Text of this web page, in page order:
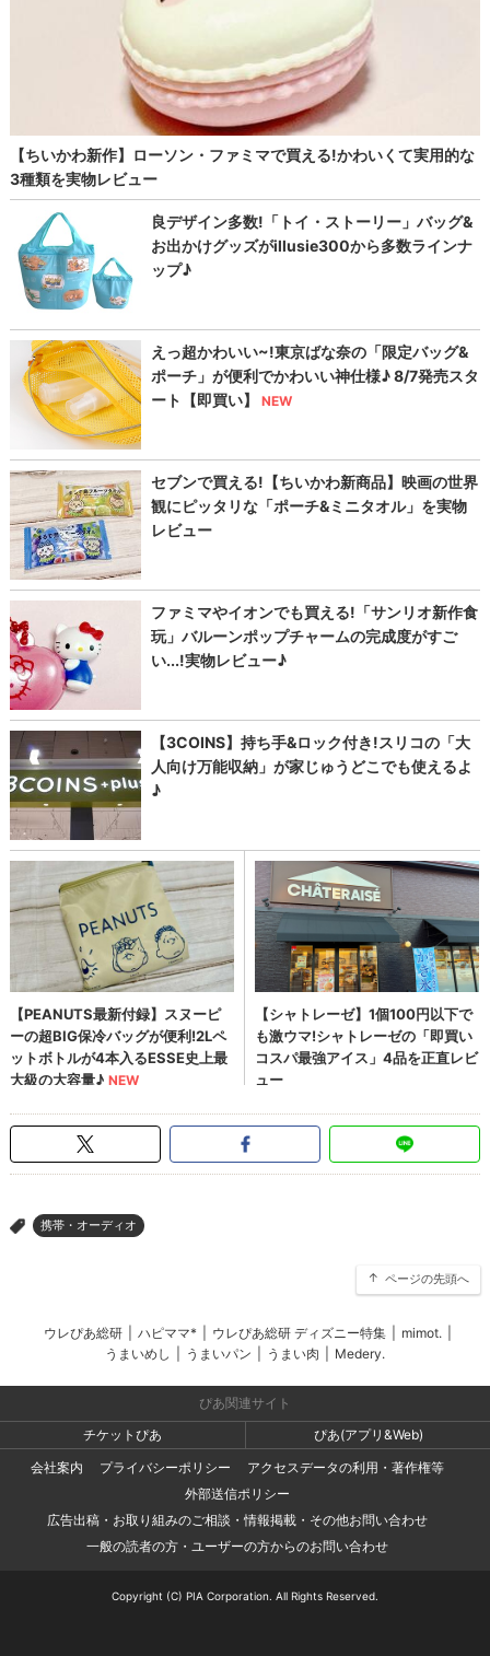
> 携帯・オーディオ
ページの先頭へ
ウレぴあ総研 ハピママ* ウレぴあ総研 ディズニー特集 mimot.
うまいめし
うまいパン うまい肉 Medery.
ぴあ関連サイト
チケットぴあ
ぴあ(アプリ&Web)
会社案内
プライバシーポリシー
アクセスデータの利用・著作権等
外部送信ポリシー
広告出稿・お取り組みのご相談・情報掲載・その他お問い合わせ
一般の読者の方・ユーザーの方からのお問い合わせ
Copyright (C) PIA Corporation. All Rights Reserved.